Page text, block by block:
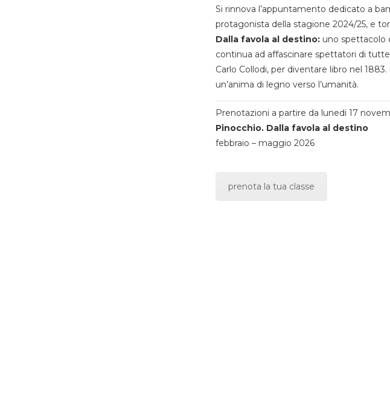
Si rinnova l’appuntamento dedicato a
protagonista della stagione 2024/25, e
Dalla favola al destino:uno spettacolo
continua ad affascinare spettatori di
Carlo Collodi, per diventare libro nel
un’anima di legno verso l’umanità.
Prenotazioni a partire da lunedi 17
Pinocchio. Dalla favola al destino
febbraio – maggio 2026
prenota la tua classe